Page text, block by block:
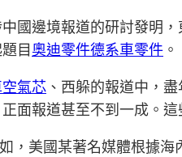
國邊境報道的研討發明
目 奧迪零件德系車零件 。
氣芯 、西躲的報道中，
面報道甚至不到一成。
，美國某著名媒體根據